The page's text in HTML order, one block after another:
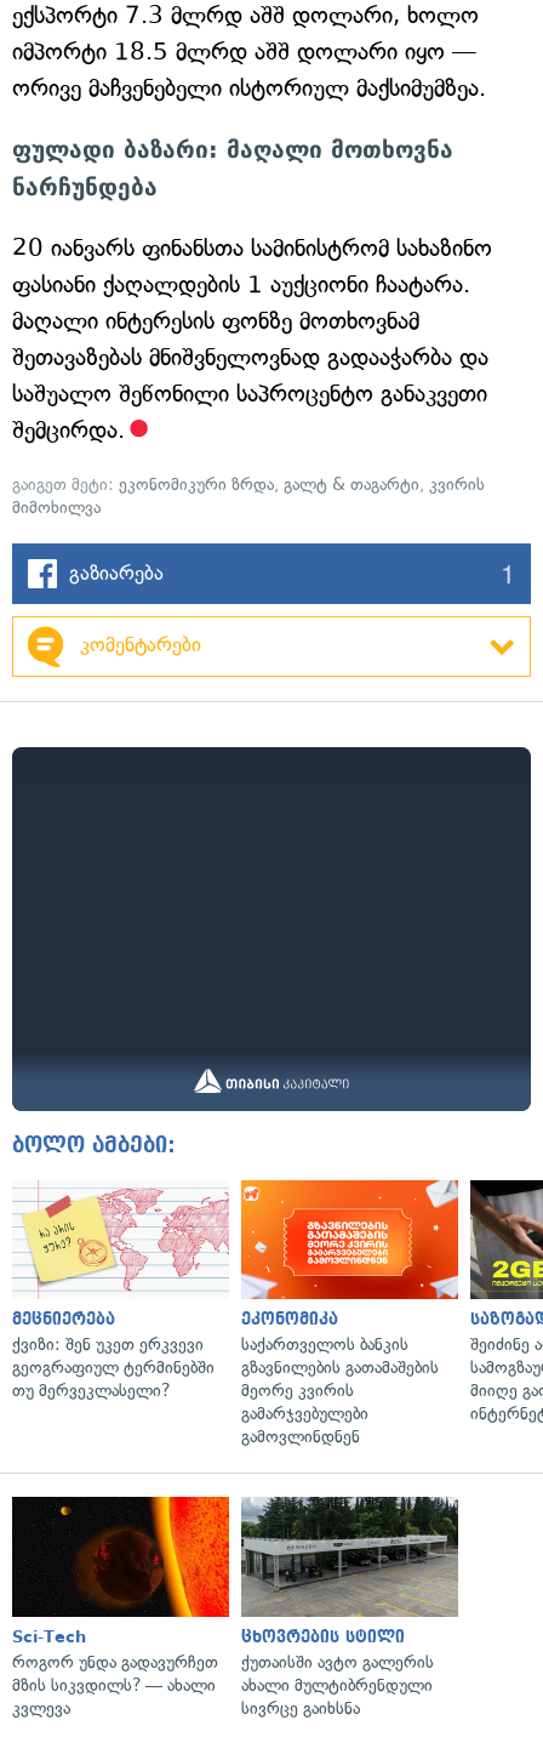
ექსპორტი 7.3 მლრდ აშშ დოლარი, ხოლო
იმპორტი 18.5 მლრდ აშშ დოლარი იყო —
ორივე მაჩვენებელი ისტორიულ მაქსიმუმზეა.
ფულადი ბაზარი: მაღალი მოთხოვნა
ნარჩუნდება
20 იანვარს ფინანსთა სამინისტრომ სახაზინო
ფასიანი ქაღალდების 1 აუქციონი ჩაატარა.
მაღალი ინტერესის ფონზე მოთხოვნამ
შეთავაზებას მნიშვნელოვნად გადააჭარბა და
საშუალო შეწონილი საპროცენტო განაკვეთი
შემცირდა.
გაიგეთ მეტი: ეკონომიკური ზრდა, გალტ & თაგარტი, კვირის
მიმოხილვა
გაზიარება 1
კომენტარები
ბოლო ამბები:
მეცნიერება
ქვიზი: შენ უკეთ ერკვევი
გეოგრაფიულ ტერმინებში
თუ მერვეკლასელი?
ეკონომიკა
საქართველოს ბანკის
გზავნილების გათამაშების
მეორე კვირის
გამარჯვებულები
გამოვლინდნენ
შეიძინე
მიიღე
Sci-Tech
როგორ უნდა გადავურჩეთ
მზის სიკვდილს? — ახალი
კვლევა
ცხოვრების სტილი
ქუთაისში ავტო გალერის
ახალი მულტიბრენდული
სივრცე გაიხსნა